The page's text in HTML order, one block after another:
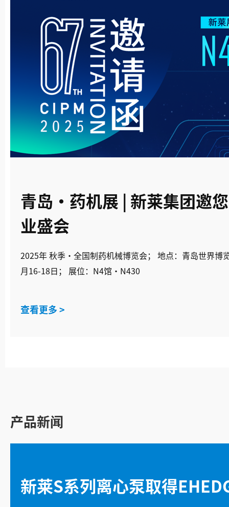
青岛·药机展 | 新莱集团邀
业盛会
2025年 秋季·全国制药机械博览会； 地点：青岛世界博览城； 时间：10
月16-18日； 展位：N4馆·N430
查看更多 >
产品新闻
新莱S系列离心泵取得